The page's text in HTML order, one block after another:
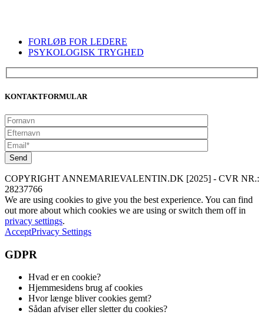
FORLØB FOR LEDERE
PSYKOLOGISK TRYGHED
KONTAKTFORMULAR
COPYRIGHT ANNEMARIEVALENTIN.DK [2025] - CVR NR.:
28237766
We are using cookies to give you the best experience. You can find
out more about which cookies we are using or switch them off in
privacy settings.
AcceptPrivacy Settings
GDPR
Hvad er en cookie?
Hjemmesidens brug af cookies
Hvor længe bliver cookies gemt?
Sådan afviser eller sletter du cookies?